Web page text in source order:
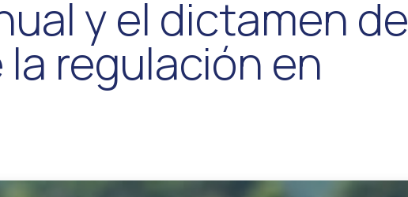
y el dictamen de
regulación en